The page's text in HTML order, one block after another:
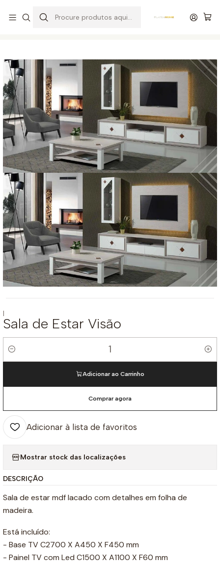
|
Sala de Estar Visão
Quantidade
Adicionar ao Carrinho
Comprar agora
Adicionar à lista de favoritos
Mostrar stock das localizações
DESCRIÇÃO
Sala de estar mdf lacado com detalhes em folha de
madeira.
Está incluído:
- Base TV C2700 X A450 X F450 mm
- Painel TV com Led C1500 X A1100 X F60 mm